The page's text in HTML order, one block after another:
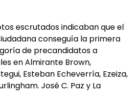
escrutados indicaban que el
conseguía la primera
de precandidatos a
en Almirante Brown,
Esteban Echeverría, Ezeiza,
José C. Paz y La